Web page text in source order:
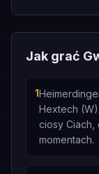
Jak grać
1
Hextech
ciosy Ciach,
momentach.